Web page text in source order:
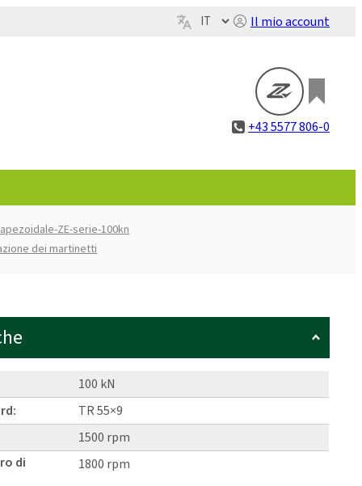
Il mio account
+43 5577 806-0
ZE-serie-100kn
dei martinetti
100 kN
TR 55×9
1500 rpm
di
1800 rpm